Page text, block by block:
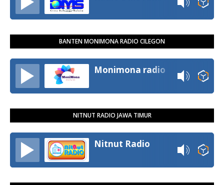
BANTEN MONIMONA RADIO CILEGON
Monimona radio
NITNUT RADIO JAWA TIMUR
Nitnut Radio